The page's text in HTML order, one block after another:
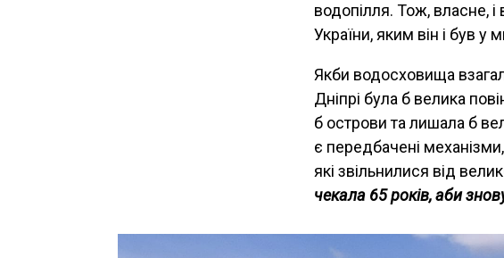
водопілля. Тож, власне,
України, яким він і був у
Якби водосховища
Дніпрі була б велика
б острови та лишала б
є передбачені
які звільнилися від
чекала 65 років, аби